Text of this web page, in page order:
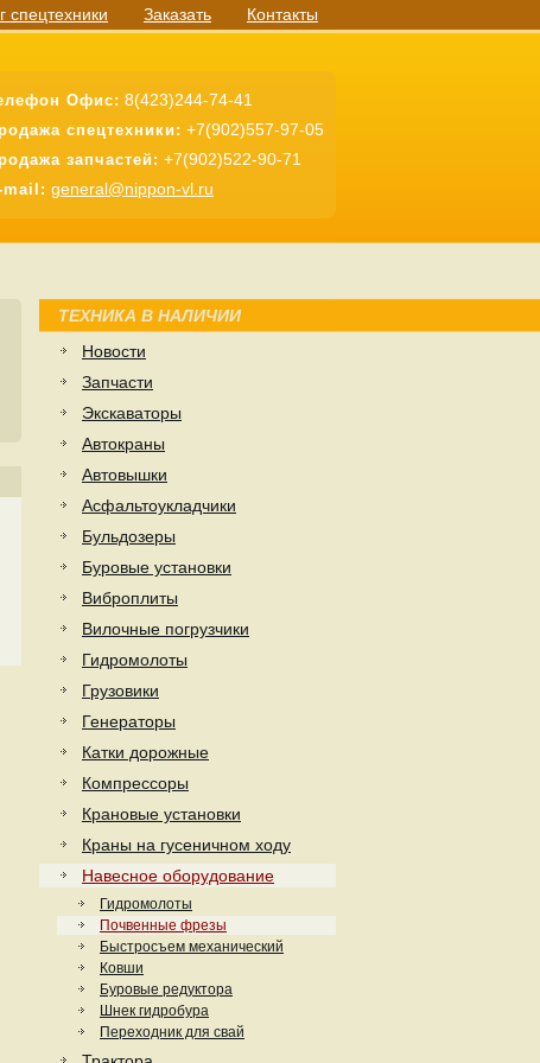
спецтехники Заказать Контакты
Офис: 8(423)244-74-41
спецтехники: +7(902)557-97-05
запчастей: +7(902)522-90-71
mail: general@nippon-vl.ru
ТЕХНИКА В НАЛИЧИИ
Новости
Запчасти
Экскаваторы
Автокраны
Автовышки
Асфальтоукладчики
Бульдозеры
Буровые установки
Виброплиты
Вилочные погрузчики
Гидромолоты
Грузовики
Генераторы
Катки дорожные
Компрессоры
Крановые установки
Краны на гусеничном ходу
Навесное оборудование
Гидромолоты
Почвенные фрезы
Быстросъем механический
Ковши
Буровые редуктора
Шнек гидробура
Переходник для свай